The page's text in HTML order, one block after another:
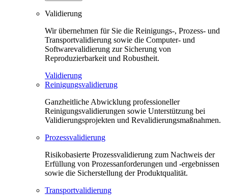
Validierung
Wir übernehmen für Sie die Reinigungs-, Prozess- und
Transportvalidierung sowie die Computer- und
Softwarevalidierung zur Sicherung von
Reproduzierbarkeit und Robustheit.
Validierung
Reinigungsvalidierung
Ganzheitliche Abwicklung professioneller
Reinigungsvalidierungen sowie Unterstützung bei
Validierungsprojekten und Revalidierungsmaßnahmen.
Prozessvalidierung
Risikobasierte Prozessvalidierung zum Nachweis der
Erfüllung von Prozessanforderungen und -ergebnissen
sowie die Sicherstellung der Produktqualität.
Transportvalidierung